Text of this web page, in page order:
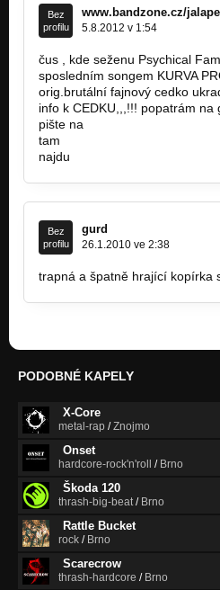
Bez
profilu
www.bandzone.cz/
5.8.2012 v 1:54
čus , kde seženu Psychical
sposledním songem KURVA
orig.brutální fajnový cedko
info k CEDKU,,,!!! popatrám na
pište na
tam
najdu
Bez
profilu
gurd
26.1.2010 ve 2:38
trapná a špatně hrající kopírka
PODOBNÉ KAPELY
X-Core
metal-rap /Znojmo
Onset
hardcore-rock'n'roll / Brno
Škoda 120
thrash-big-beat / Brno
Rattle Bucket
rock / Brno
Scarecrow
thrash-hardcore / Brno